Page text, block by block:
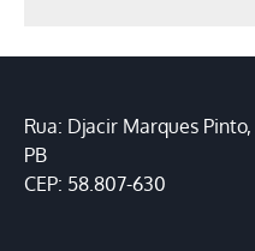
Rua: Djacir Marques
PB
CEP: 58.807-630